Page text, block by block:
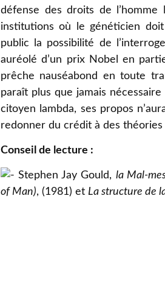
défense des droits de l’homme
institutions où le généticien
public la possibilité de
auréolé d’un prix Nobel en
prêche nauséabond en toute
paraît plus que jamais
citoyen lambda, ses propos
redonner du crédit à des
Conseil de lecture :
Stephen Jay Gould, la Mal-
of Man), (1981) et La structure de